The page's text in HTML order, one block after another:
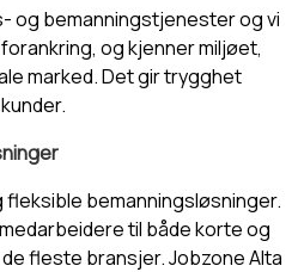
og bemanningstjenester og vi
og kjenner miljøet,
marked. Det gir trygghet
bemanningsløsninger.
til både korte og
fleste bransjer. Jobzone Alta